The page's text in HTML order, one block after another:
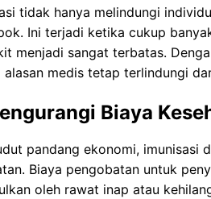
tidak hanya melindungi
Ini terjadi ketika cukup
menjadi sangat terbatas.
alasan medis tetap terlindungi
Biaya
pandang ekonomi, imunisasi
Biaya pengobatan untuk
oleh rawat inap atau